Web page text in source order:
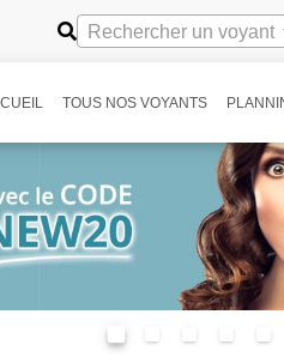
Rechercher un voyant
TOUS NOS VOYANTS